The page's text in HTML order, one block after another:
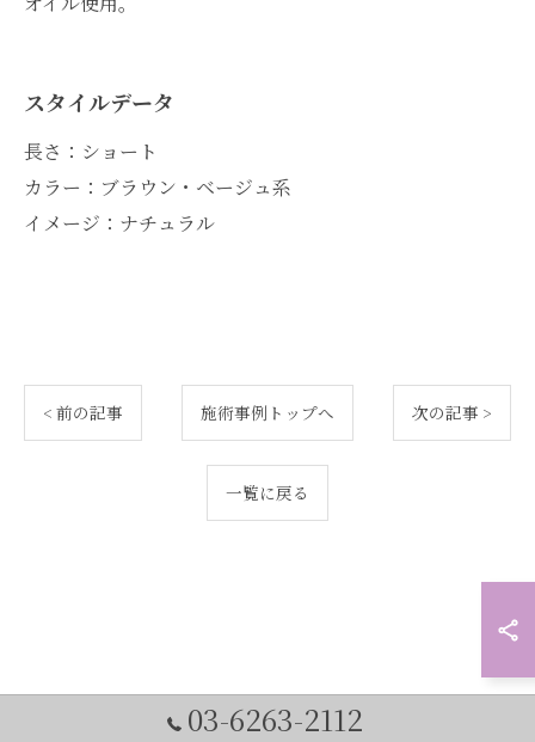
スタイルデータ
長さ：ショート
カラー：ブラウン・ベージュ系
イメージ：ナチュラル
< 前の記事 施術事例トップへ 次の記事 >
一覧に戻る
03-6263-2112